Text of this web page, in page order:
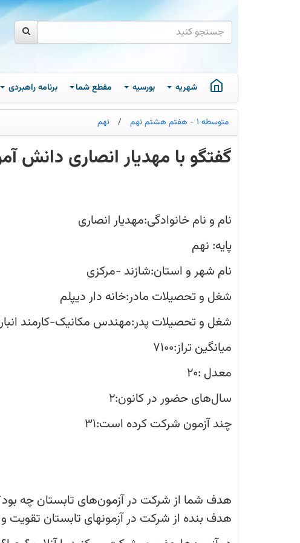
شهریه بورسیه مقطع شما برنامه راهبردی
متوسطه 1 - هفتم هشتم نهم / نهم
گفتگو با مهدیار انصاری دانش
دانش
آموزمتوسطه
سال
نهم
شازند
نام و نام خانوادگی:مهدیار انصاری
پایه: نهم
نام شهر و استان:شازند -مرکزی
شغل و تحصیلات مادر:خانه دار دیپلم
شغل و تحصیلات پدر:مهندس مکانیک-کارمند
میانگین تراز:7100
معدل :20
سال‌های حضور در کانون:2
چند آزمون شرکت کرده است:31
هدف شما از شرکت در آزمون‌های تابستان چه
هدف بنده از شرکت در آزمونهای تابستان